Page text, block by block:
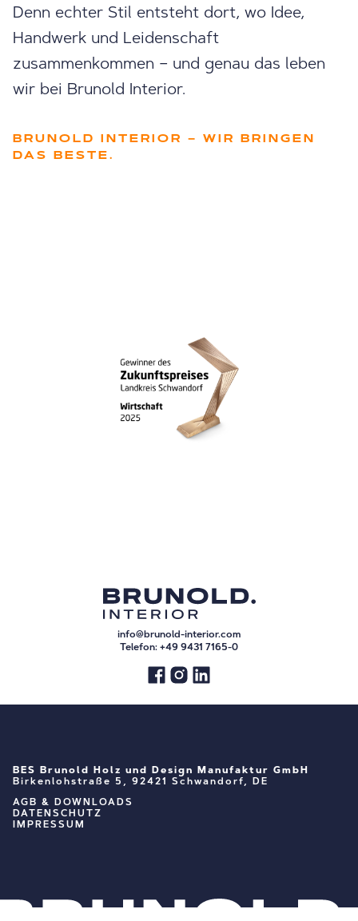
Denn echter Stil entsteht dort, wo Idee,
Handwerk und Leidenschaft
zusammenkommen – und genau das leben
wir bei Brunold Interior.
BRUNOLD INTERIOR – WIR BRINGEN
DAS BESTE.
info@brunold-interior.com
Telefon: +49 9431 7165-0
BES Brunold Holz und Design Manufaktur GmbH
Birkenlohstraße 5, 92421 Schwandorf, DE
AGB & DOWNLOADS
DATENSCHUTZ
IMPRESSUM